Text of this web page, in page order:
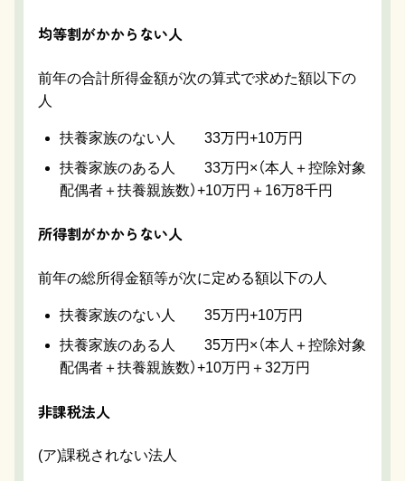
均等割がかからない人
前年の合計所得金額が次の算式で求めた額以下の
人
扶養家族のない人 33万円+10万円
扶養家族のある人 33万円×（本人＋控除対象
配偶者＋扶養親族数）+10万円＋16万8千円
所得割がかからない人
前年の総所得金額等が次に定める額以下の人
扶養家族のない人 35万円+10万円
扶養家族のある人 35万円×（本人＋控除対象
配偶者＋扶養親族数）+10万円＋32万円
非課税法人
(ア)課税されない法人